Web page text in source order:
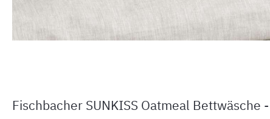
Fischbacher SUNKISS Oatmeal Bettwäsche